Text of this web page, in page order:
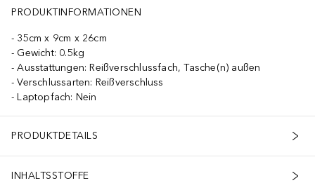
PRODUKTINFORMATIONEN
35cm x 9cm x 26cm
Gewicht: 0.5kg
Ausstattungen: Reißverschlussfach, Tasche(n) außen
Verschlussarten: Reißverschluss
Laptopfach: Nein
PRODUKTDETAILS
INHALTSSTOFFE